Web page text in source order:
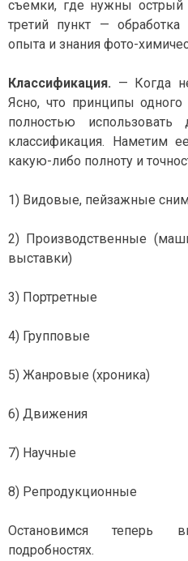
съемки, где нужны острый
третий пункт —
опыта и знания фото-
Классификация. — Когда
Ясно, что принципы
полностью
классификация. Наметим
какую-либо полноту и
1) Видовые, пейзажные
2) Производственные
выставки)
3) Портретные
4) Групповые
5) Жанровые (хроника)
6) Движения
7) Научные
8) Репродукционные
Остановимся теперь
подробностях.